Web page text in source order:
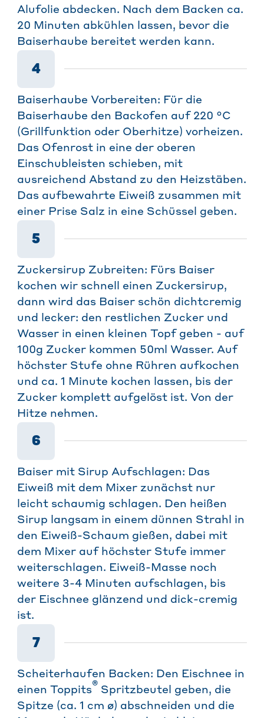
Alufolie abdecken. Nach dem Backen ca.
20 Minuten abkühlen lassen, bevor die
Baiserhaube bereitet werden kann.
4
Baiserhaube Vorbereiten: Für die
Baiserhaube den Backofen auf 220 °C
(Grillfunktion oder Oberhitze) vorheizen.
Das Ofenrost in eine der oberen
Einschubleisten schieben, mit
ausreichend Abstand zu den Heizstäben.
Das aufbewahrte Eiweiß zusammen mit
einer Prise Salz in eine Schüssel geben.
5
Zuckersirup Zubreiten: Fürs Baiser
kochen wir schnell einen Zuckersirup,
dann wird das Baiser schön dichtcremig
und lecker: den restlichen Zucker und
Wasser in einen kleinen Topf geben - auf
100g Zucker kommen 50ml Wasser. Auf
höchster Stufe ohne Rühren aufkochen
und ca. 1 Minute kochen lassen, bis der
Zucker komplett aufgelöst ist. Von der
Hitze nehmen.
6
Baiser mit Sirup Aufschlagen: Das
Eiweiß mit dem Mixer zunächst nur
leicht schaumig schlagen. Den heißen
Sirup langsam in einem dünnen Strahl in
den Eiweiß-Schaum gießen, dabei mit
dem Mixer auf höchster Stufe immer
weiterschlagen. Eiweiß-Masse noch
weitere 3-4 Minuten aufschlagen, bis
der Eischnee glänzend und dick-cremig
ist.
7
Scheiterhaufen Backen: Den Eischnee in
einen Toppits® Spritzbeutel geben, die
Spitze (ca. 1 cm ø) abschneiden und die